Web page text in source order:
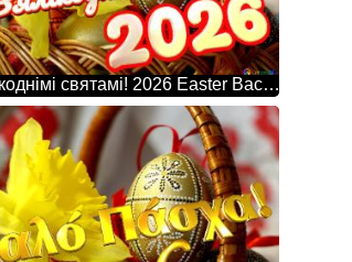
З Вялікоднімі святамі! 2026 Easter Background